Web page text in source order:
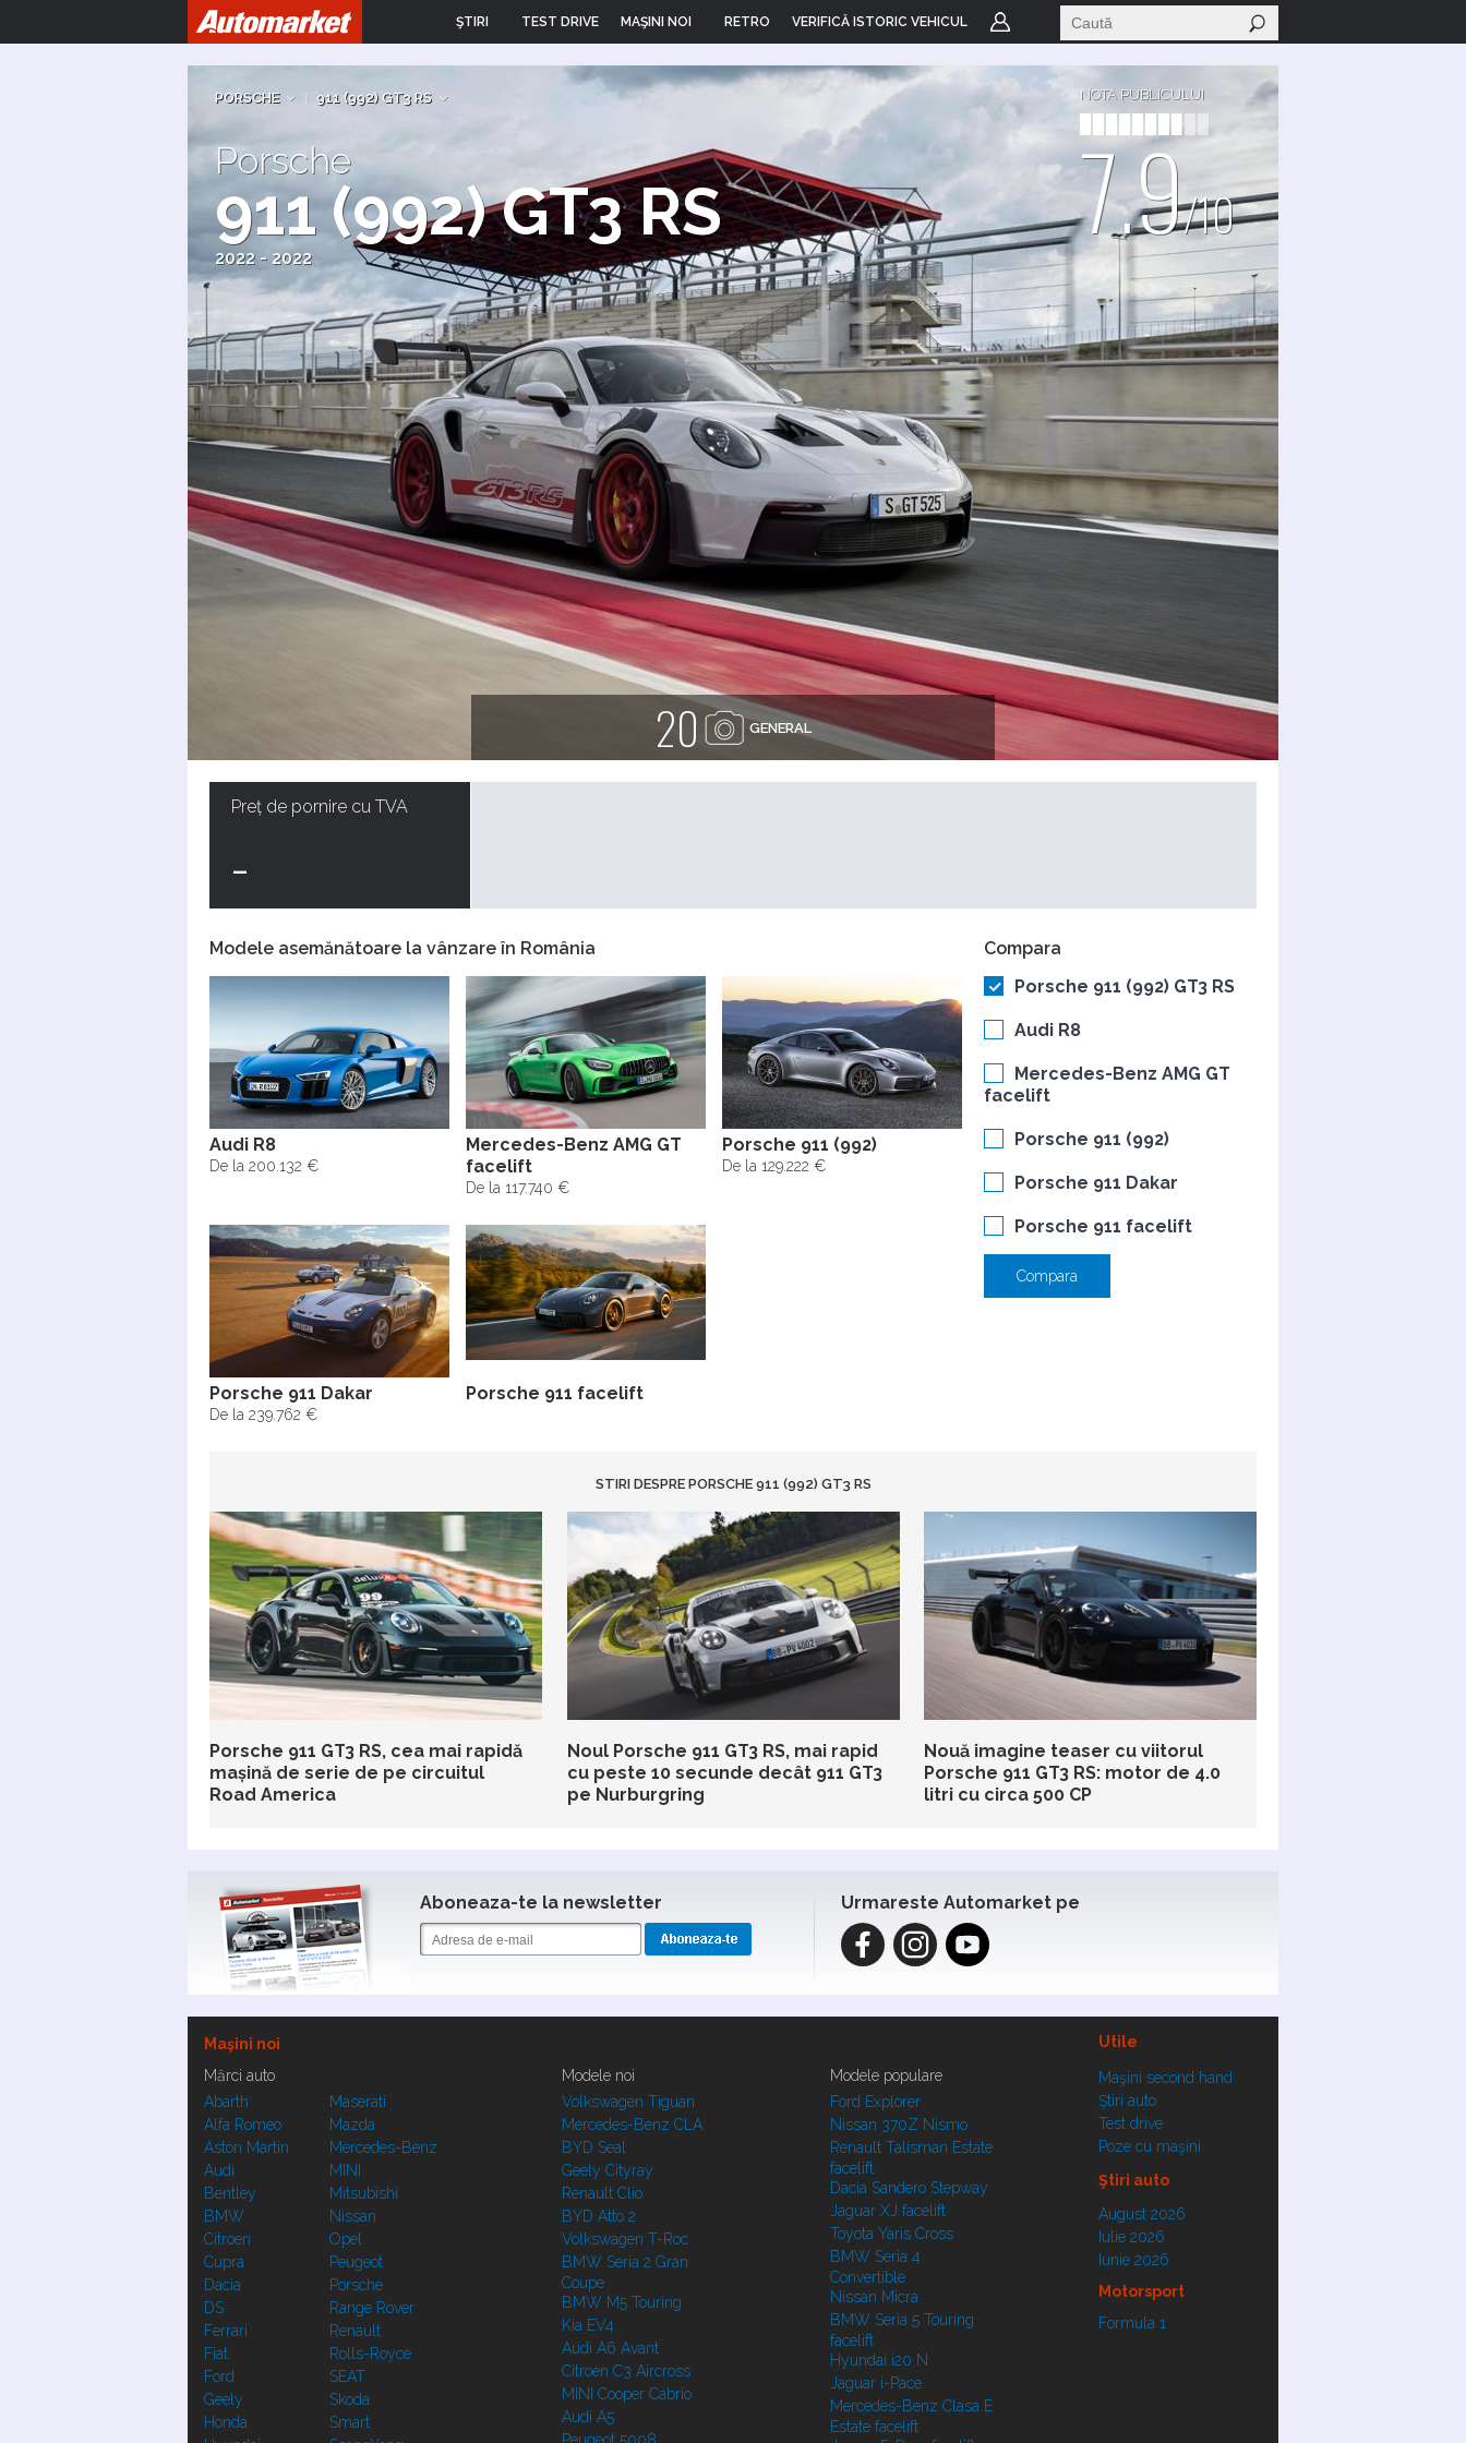
ŞTIRI TEST DRIVE MAŞINI NOI RETRO VERIFICĂ ISTORIC VEHICUL
PORSCHE 911 (992) GT3 RS
Porsche
911 (992) GT3 RS
2022 - 2022
NOTA PUBLICULUI
7.9/10
20 GENERAL
Preț de pornire cu TVA
-
Modele asemănătoare la vânzare în România
Audi R8
De la 200.132 €
Mercedes-Benz AMG GT
facelift
De la 117.740 €
Porsche 911 (992)
De la 129.222 €
Porsche 911 Dakar
De la 239.762 €
Porsche 911 facelift
Compara
Porsche 911 (992) GT3 RS
Audi R8
Mercedes-Benz AMG GT
facelift
Porsche 911 (992)
Porsche 911 Dakar
Porsche 911 facelift
Compara
STIRI DESPRE PORSCHE 911 (992) GT3 RS
Porsche 911 GT3 RS, cea mai rapidă
mașină de serie de pe circuitul
Road America
Noul Porsche 911 GT3 RS, mai rapid
cu peste 10 secunde decât 911 GT3
pe Nurburgring
Nouă imagine teaser cu viitorul
Porsche 911 GT3 RS: motor de 4.0
litri cu circa 500 CP
Aboneaza-te la newsletter Urmareste Automarket pe
Maşini noi
Utile
Mărci auto
Abarth
Alfa Romeo
Aston Martin
Audi
Bentley
BMW
Citroen
Cupra
Dacia
DS
Ferrari
Fiat
Ford
Geely
Honda
Maserati
Mazda
Mercedes-Benz
MINI
Mitsubishi
Nissan
Opel
Peugeot
Porsche
Range Rover
Renault
Rolls-Royce
SEAT
Skoda
Smart
Modele noi
Volkswagen Tiguan
Mercedes-Benz CLA
BYD Seal
Geely Cityray
Renault Clio
BYD Atto 2
Volkswagen T-Roc
BMW Seria 2 Gran
Coupe
BMW M5 Touring
Kia EV4
Audi A6 Avant
Citroen C3 Aircross
MINI Cooper Cabrio
Audi A5
Modele populare
Ford Explorer
Nissan 370Z Nismo
Renault Talisman Estate
facelift
Dacia Sandero Stepway
Jaguar XJ facelift
Toyota Yaris Cross
BMW Seria 4
Convertible
Nissan Micra
BMW Seria 5 Touring
facelift
Hyundai i20 N
Jaguar i-Pace
Mercedes-Benz Clasa E
Estate facelift
Maşini second hand
Ştiri auto
Test drive
Poze cu maşini
Ştiri auto
August 2026
Iulie 2026
Iunie 2026
Motorsport
Formula 1